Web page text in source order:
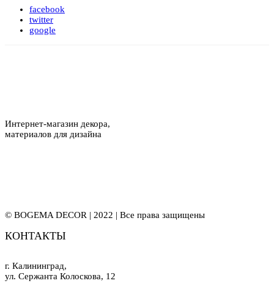
facebook
twitter
google
Интернет-магазин декора,
материалов для дизайна
© BOGEMA DECOR | 2022 | Все права защищены
КОНТАКТЫ
г. Калининград,
ул. Сержанта Колоскова, 12